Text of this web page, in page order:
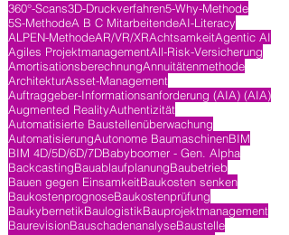
360°-Scans3D-Druckverfahren5-Why-Methode
5S-MethodeA B C MitarbeitendeAI-Literacy
ALPEN-MethodeAR/VR/XRAchtsamkeitAgentic AI
Agiles ProjektmanagementAll-Risk-Versicherung
AmortisationsberechnungAnnuitätenmethode
ArchitekturAsset-Management
Auftraggeber-Informationsanforderung (AIA) (AIA)
Augmented RealityAuthentizität
Automatisierte Baustellenüberwachung
AutomatisierungAutonome BaumaschinenBIM
BIM 4D/5D/6D/7DBabyboomer - Gen. Alpha
BackcastingBauablaufplanungBaubetrieb
Bauen gegen EinsamkeitBaukosten senken
BaukostenprognoseBaukostenprüfung
BaukybernetikBaulogistikBauprojektmanagement
BaurevisionBauschadenanalyseBaustelle